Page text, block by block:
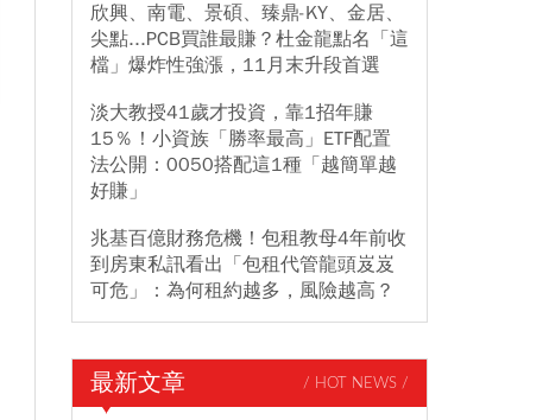
欣興、南電、景碩、臻鼎-KY、金居、
尖點...PCB買誰最賺？杜金龍點名「這
檔」爆炸性強漲，11月末升段首選
淡大教授41歲才投資，靠1招年賺
15％！小資族「勝率最高」ETF配置
法公開：0050搭配這1種「越簡單越
好賺」
兆基百億財務危機！包租教母4年前收
到房東私訊看出「包租代管龍頭岌岌
可危」：為何租約越多，風險越高？
最新文章 / HOT NEWS /